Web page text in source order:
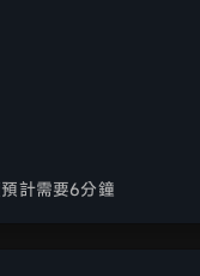
計需要6分鐘